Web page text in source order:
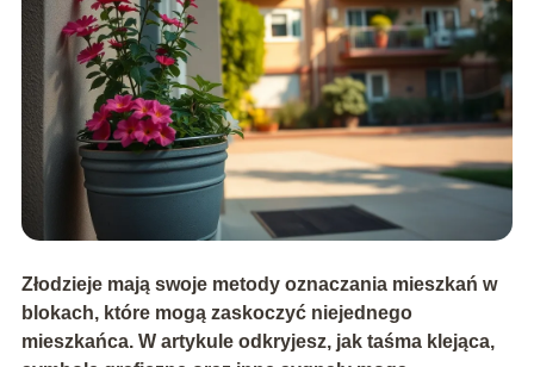
Złodzieje mają swoje metody oznaczania mieszkań w
blokach, które mogą zaskoczyć niejednego
mieszkańca. W artykule odkryjesz, jak taśma klejąca,